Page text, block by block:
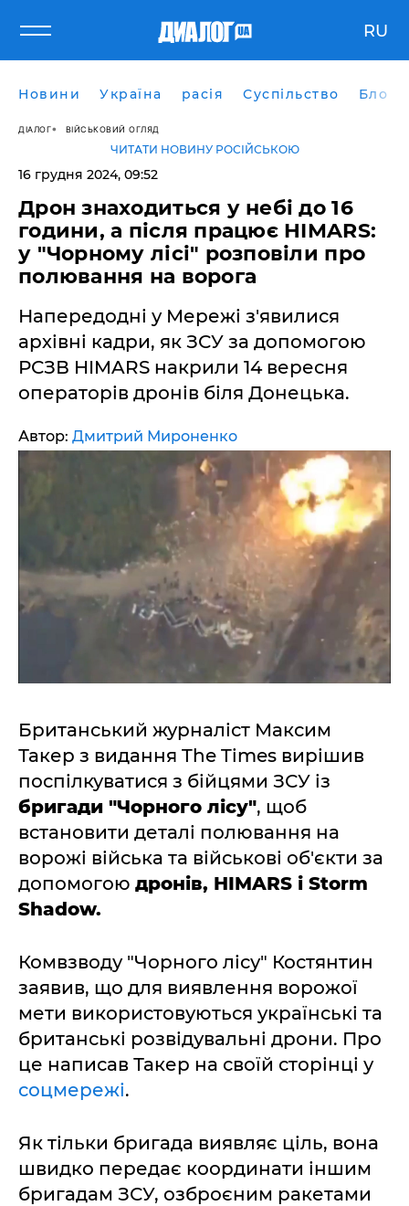
RU
Новини Україна расія Суспільство Блоги
ДІАЛОГ ВІЙСЬКОВИЙ ОГЛЯД
ЧИТАТИ НОВИНУ РОСІЙСЬКОЮ
16 грудня 2024, 09:52
Дрон знаходиться у небі до 16
години, а після працює HIMARS:
у "Чорному лісі" розповіли про
полювання на ворога
Напередодні у Мережі з'явилися
архівні кадри, як ЗСУ за допомогою
РСЗВ HIMARS накрили 14 вересня
операторів дронів біля Донецька.
Автор: Дмитрий Мироненко
Британський журналіст Максим
Такер з видання The Times вирішив
поспілкуватися з бійцями ЗСУ із
бригади "Чорного лісу", щоб
встановити деталі полювання на
ворожі війська та військові об'єкти за
допомогою дронів, HIMARS і Storm
Shadow.
Комвзводу "Чорного лісу" Костянтин
заявив, що для виявлення ворожої
мети використовуються українські та
британські розвідувальні дрони. Про
це написав Такер на своїй сторінці у
соцмережі.
Як тільки бригада виявляє ціль, вона
швидко передає координати іншим
бригадам ЗСУ, озброєним ракетами